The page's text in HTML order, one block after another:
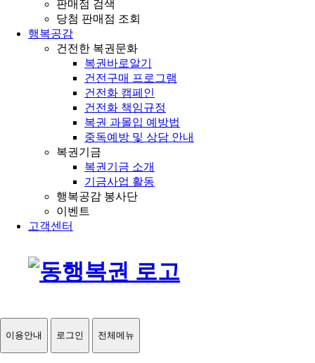
판매점 검색
당첨 판매점 조회
행복공감
건전한 복권문화
복권바로알기
건전구매 프로그램
건전화 캠페인
건전화 책임규정
복권 과몰입 예방법
중독예방 및 상담 안내
복권기금
복권기금 소개
기금사업 활동
행복공감 봉사단
이벤트
고객센터
이용안내 로그인 전체메뉴